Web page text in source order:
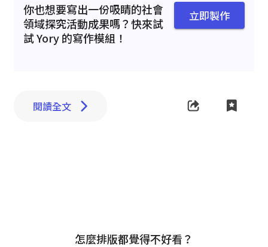
你也想要寫出一份吸睛的社會
領域探究活動成果嗎？快來試
試 Yory 的寫作模組！
立即製作
閱讀全文
怎麼排版都覺得不好看？